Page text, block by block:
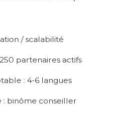
/ scalabilité
partenaires actifs
: 4-6 langues
: binôme conseiller